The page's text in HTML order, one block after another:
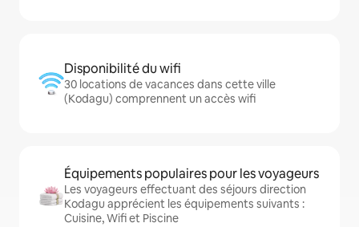
Disponibilité du wifi
30 locations de vacances dans cette ville
(Kodagu) comprennent un accès wifi
Équipements populaires pour les voyageurs
Les voyageurs effectuant des séjours direction
Kodagu apprécient les équipements suivants :
Cuisine, Wifi et Piscine